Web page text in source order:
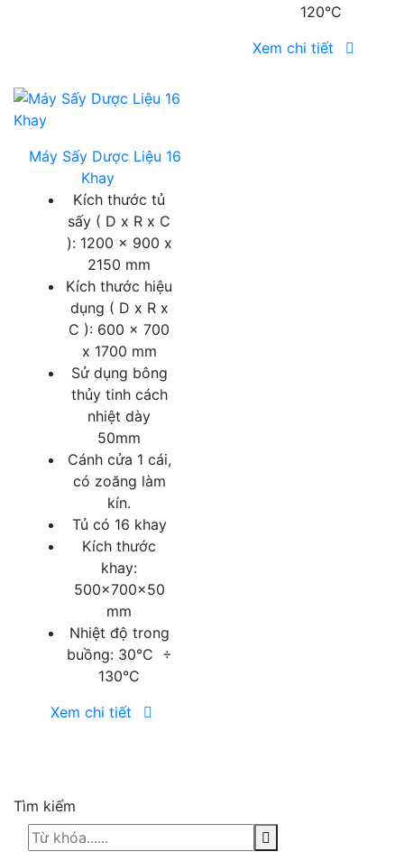
120°C
Xem chi tiết
Máy Sấy Dược Liệu 16
Khay
Kích thước tủ
sấy ( D x R x C
): 1200 x 900 x
2150 mm
Kích thước hiệu
dụng ( D x R x
C ): 600 x 700
x 1700 mm
Sử dụng bông
thủy tinh cách
nhiệt dày
50mm
Cánh cửa 1 cái,
có zoăng làm
kín.
Tủ có 16 khay
Kích thước
khay:
500x700x50
mm
Nhiệt độ trong
buồng: 30°C ÷
130°C
Xem chi tiết
Tìm kiếm